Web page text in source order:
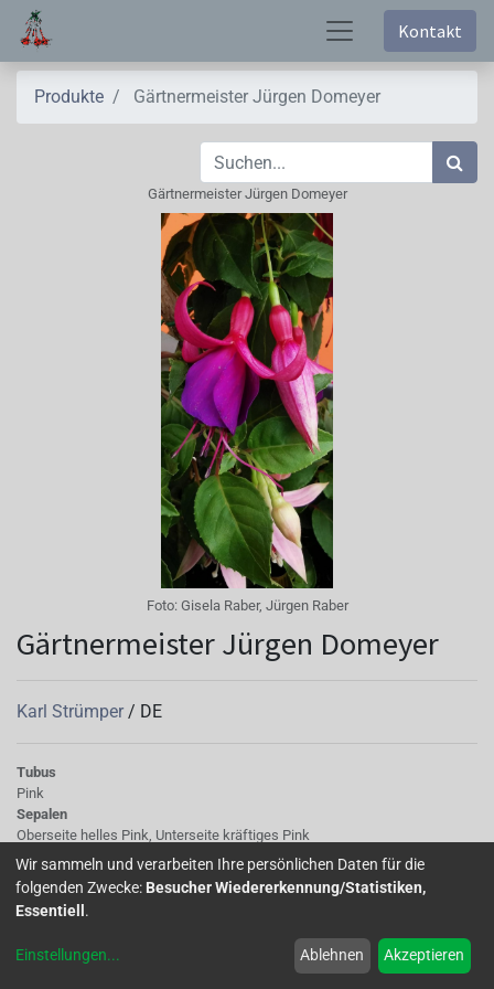
Kontakt
Produkte Gärtnermeister Jürgen Domeyer
Gärtnermeister Jürgen Domeyer
Foto: Gisela Raber, Jürgen Raber
Gärtnermeister Jürgen Domeyer
Karl Strümper / DE
Tubus
Pink
Sepalen
Oberseite helles Pink, Unterseite kräftiges Pink
Korolle/Petalen
leuchtend lila
Staubgefäße
Pink
dunkles Pink
Wir sammeln und verarbeiten Ihre persönlichen Daten für die
folgenden Zwecke: Besucher Wiedererkennung/Statistiken,
Essentiell .
Einstellungen... Ablehnen Akzeptieren